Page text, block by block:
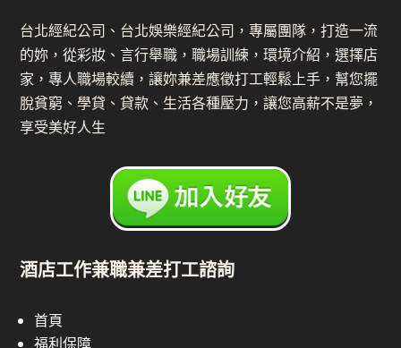
台北經紀公司、台北娛樂經紀公司，專屬團隊，打造一流
的妳，從彩妝、言行舉職，職場訓練，環境介紹，選擇店
家，專人職場較續，讓妳兼差應徵打工輕鬆上手，幫您擺
脫貧窮、學貸、貸款、生活各種壓力，讓您高薪不是夢，
享受美好人生
酒店工作兼職兼差打工諮詢
首頁
福利保障